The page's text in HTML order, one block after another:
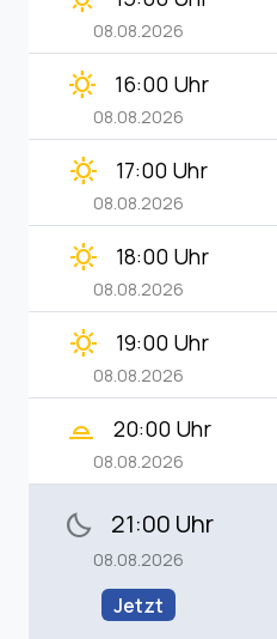
08.08.2026
clear_day 16:00 Uhr
08.08.2026
clear_day 17:00 Uhr
08.08.2026
clear_day 18:00 Uhr
08.08.2026
clear_day 19:00 Uhr
08.08.2026
wb_twilight_2 20:00 Uhr
08.08.2026
bedtime 21:00 Uhr
08.08.2026
Jetzt